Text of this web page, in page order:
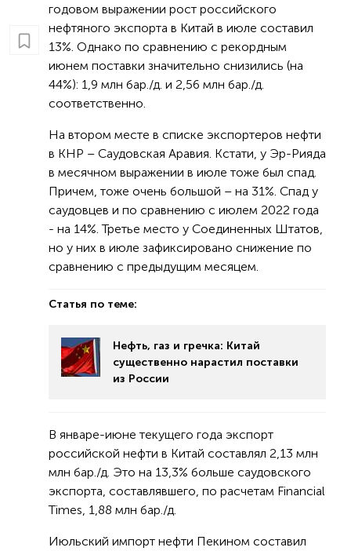
годовом выражении рост российского
нефтяного экспорта в Китай в июле составил
13%. Однако по сравнению с рекордным
июнем поставки значительно снизились (на
44%): 1,9 млн бар./д. и 2,56 млн бар./д.
соответственно.
На втором месте в списке экспортеров нефти
в КНР – Саудовская Аравия. Кстати, у Эр-Рияда
в месячном выражении в июле тоже был спад.
Причем, тоже очень большой – на 31%. Спад у
саудовцев и по сравнению с июлем 2022 года
- на 14%. Третье место у Соединенных Штатов,
но у них в июле зафиксировано снижение по
сравнению с предыдущим месяцем.
Статья по теме:
Нефть, газ и гречка: Китай
существенно нарастил поставки
из России
В январе-июне текущего года экспорт
российской нефти в Китай составлял 2,13 млн
млн бар./д. Это на 13,3% больше саудовского
экспорта, составлявшего, по расчетам Financial
Times, 1,88 млн бар./д.
Июльский импорт нефти Пекином составил